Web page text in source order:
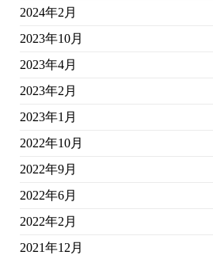
2024年2月
2023年10月
2023年4月
2023年2月
2023年1月
2022年10月
2022年9月
2022年6月
2022年2月
2021年12月